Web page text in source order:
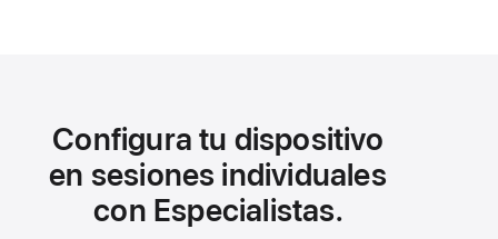
Configura tu dispositivo
en sesiones individuales
con Especialistas.